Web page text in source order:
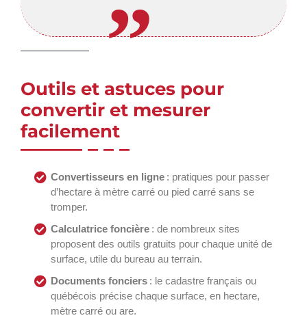
Outils et astuces pour
convertir et mesurer
facilement
Convertisseurs en ligne : pratiques pour passer
d’hectare à mètre carré ou pied carré sans se
tromper.
Calculatrice foncière : de nombreux sites
proposent des outils gratuits pour chaque unité de
surface, utile du bureau au terrain.
Documents fonciers : le cadastre français ou
québécois précise chaque surface, en hectare,
mètre carré ou are.